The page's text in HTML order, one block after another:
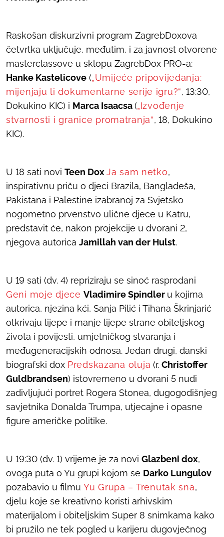
Raskošan diskurzivni program ZagrebDoxova
četvrtka uključuje, međutim, i za javnost otvorene
masterclassove u sklopu ZagrebDox PRO-a:
Hanke Kastelicove („Umijeće pripovijedanja:
mijenjaju li dokumentarne serije igru?“, 13:30,
Dokukino KIC) i Marca Isaacsa(„Izvođenje
stvarnosti i granice promatranja“, 18, Dokukino
KIC).
U 18 sati novi Teen DoxJa sam netko,
inspirativnu priču o djeci Brazila, Bangladeša,
Pakistana i Palestine izabranoj za Svjetsko
nogometno prvenstvo ulične djece u Katru,
predstavit će, nakon projekcije u dvorani 2,
njegova autorica Jamillah van der Hulst.
U 19 sati (dv. 4) repriziraju se sinoć rasprodani
Geni moje djece Vladimire Spindler u kojima
autorica, njezina kći, Sanja Pilić i Tihana Škrinjarić
otkrivaju lijepe i manje lijepe strane obiteljskog
života i povijesti, umjetničkog stvaranja i
međugeneracijskih odnosa. Jedan drugi, danski
biografski dox Predskazana oluja (r.Christoffer
Guldbrandsen) istovremeno u dvorani 5 nudi
zadivljujući portret Rogera Stonea, dugogodišnjeg
savjetnika Donalda Trumpa, utjecajne i opasne
figure američke politike.
U 19:30 (dv. 1) vrijeme je za novi Glazbeni dox,
ovoga puta o Yu grupi kojom se Darko Lungulov
pozabavio u filmu Yu Grupa – Trenutak sna,
djelu koje se kreativno koristi arhivskim
materijalom i obiteljskim Super 8 snimkama kako
bi pružilo ne tek pogled u karijeru dugovječnog